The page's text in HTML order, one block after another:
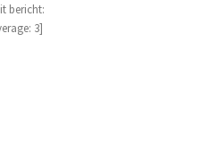
bericht:
3]